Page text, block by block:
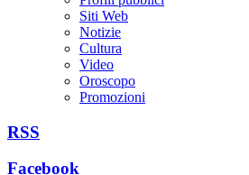
Siti Web
Notizie
Cultura
Video
Oroscopo
Promozioni
RSS
Facebook